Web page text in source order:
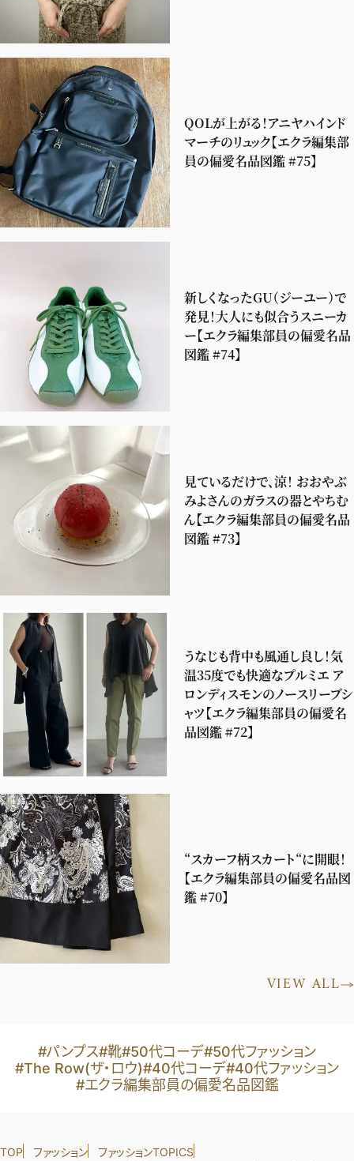
QOLが上がる！アニヤハインド
マーチのリュック【エクラ編集部
員の偏愛名品図鑑 #75】
新しくなったGU（ジーユー）で
発見！大人にも似合うスニーカ
ー【エクラ編集部員の偏愛名品
図鑑 #74】
見ているだけで、涼！ おおやぶ
みよさんのガラスの器とやちむ
ん【エクラ編集部員の偏愛名品
図鑑 #73】
うなじも背中も風通し良し！気
温35度でも快適なプルミエ ア
ロンディスモンのノースリーブシ
ャツ【エクラ編集部員の偏愛名
品図鑑 #72】
“スカーフ柄スカート“に開眼！
【エクラ編集部員の偏愛名品図
鑑 #70】
VIEW ALL
#パンプス#靴#50代コーデ#50代ファッション
#The Row(ザ・ロウ)#40代コーデ#40代ファッション
#エクラ編集部員の偏愛名品図鑑
TOP ファッション
ファッションTOPICS